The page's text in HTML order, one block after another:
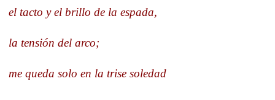
el tacto y el brillo de la espada,
la tensión del arco;
me queda solo en la trise soledad